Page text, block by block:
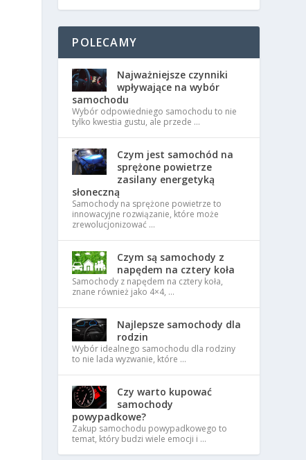
POLECAMY
Najważniejsze czynniki
wpływające na wybór
samochodu
Wybór odpowiedniego samochodu to nie
tylko kwestia gustu, ale przede …
Czym jest samochód na
sprężone powietrze
zasilany energetyką
słoneczną
Samochody na sprężone powietrze to
innowacyjne rozwiązanie, które może
zrewolucjonizować …
Czym są samochody z
napędem na cztery koła
Samochody z napędem na cztery koła,
znane również jako 4×4, …
Najlepsze samochody dla
rodzin
Wybór idealnego samochodu dla rodziny
to nie lada wyzwanie, które …
Czy warto kupować
samochody
powypadkowe?
Zakup samochodu powypadkowego to
temat, który budzi wiele emocji i …